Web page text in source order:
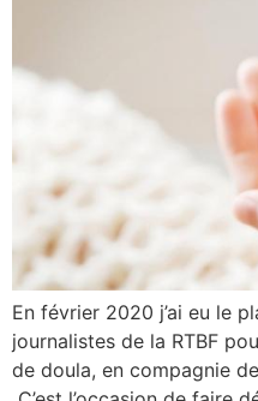
En février 2020 j’ai eu le
journalistes de la RTBF
de doula, en compagnie